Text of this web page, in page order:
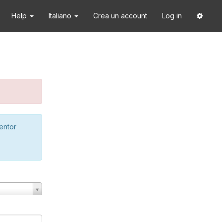
Help Italiano Crea un account Log in